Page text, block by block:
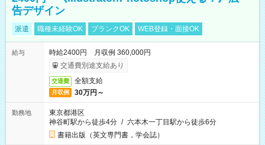
告デザイン
派遣 職種未経験OK ブランクOK WEB登録・面接OK
給与
時給2400円 月収例 360,000円
交通費別途支給あり
交通費 全額支給
月収例 30万円～
勤務地
東京都港区
神谷町駅から徒歩4分 / 六本木一丁目駅から徒歩6分
書籍出版（英文専門書，学会誌）